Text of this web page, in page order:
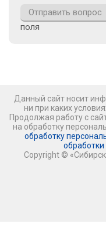
поля
Данный сайт носит
ни при каких
Продолжая работу с
на обработку
обработку
Copyright ©